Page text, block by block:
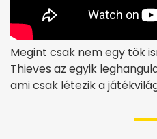
Megint csak nem egy tök
Thieves az egyik
ami csak létezik a